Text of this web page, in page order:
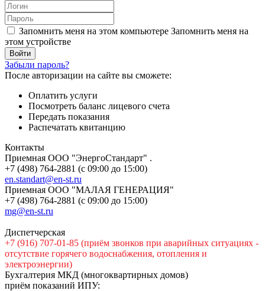
Запомнить меня на этом компьютере Запомнить меня на
этом устройстве
Забыли пароль?
После авторизации на сайте вы сможете:
Оплатить услуги
Посмотреть баланс лицевого счета
Передать показания
Распечатать квитанцию
Контакты
Приемная ООО "ЭнергоСтандарт" .
+7 (498) 764-2881 (с 09:00 до 15:00)
en.standart@en-st.ru
Приемная ООО "МАЛАЯ ГЕНЕРАЦИЯ"
+7 (498) 764-2881 (с 09:00 до 15:00)
mg@en-st.ru
Диспетчерская
+7 (916) 707-01-85 (приём звонков при аварийных ситуациях -
отсутствие горячего водоснабжения, отопления и
электроэнергии)
Бухгалтерия МКД (многоквартирных домов)
приём показаний ИПУ: